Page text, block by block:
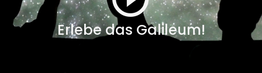
Erlebe das Galileum!